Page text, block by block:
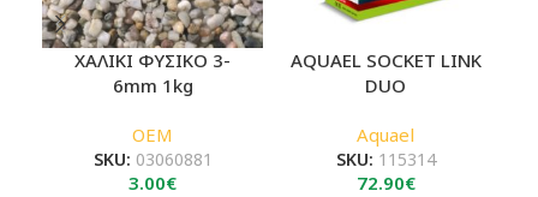
ΧΑΛΙΚΙ ΦΥΣΙΚΟ 3-
6mm 1kg
OEM
SKU: 03060881
3.00€
AQUAEL SOCKET LINK
DUO
Aquael
SKU: 115314
72.90€